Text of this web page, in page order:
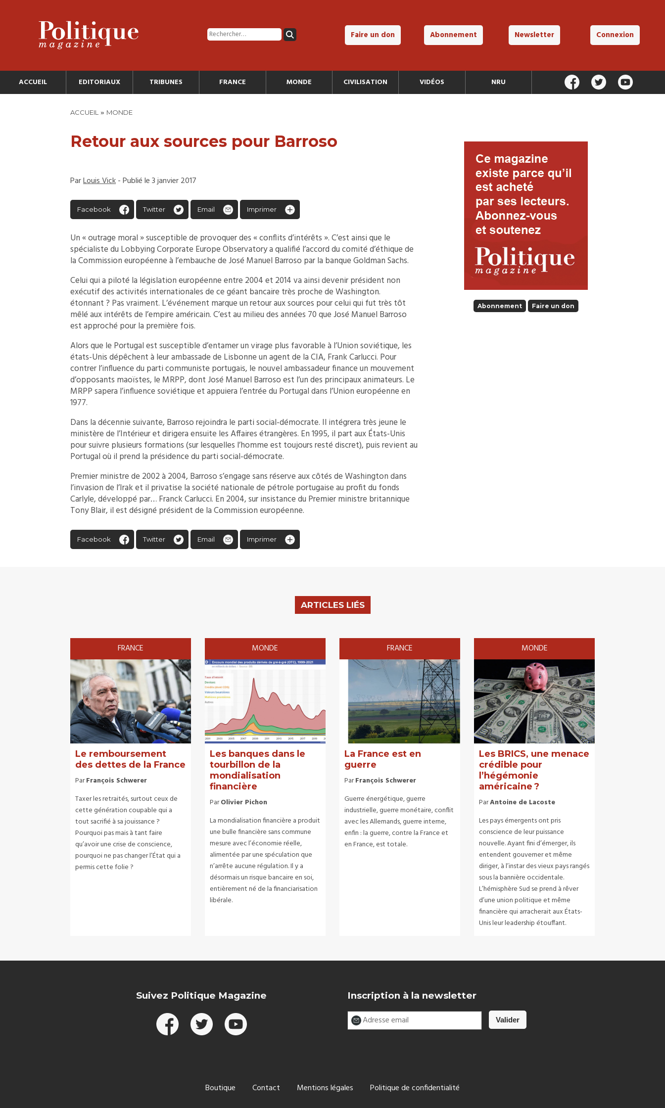
Faire un don Abonnement Newsletter Connexion
ACCUEIL EDITORIAUX TRIBUNES FRANCE MONDE CIVILISATION VIDÉOS NRU
ACCUEIL » MONDE
Retour aux sources pour Barroso
ParLouis Vick- Publié le 3 janvier 2017
Facebook Twitter Email Imprimer
Un « outrage moral » susceptible de provoquer des « conflits d’intérêts ». C’est ainsi que le
spécialiste du Lobbying Corporate Europe Observatory a qualifié l’accord du comité d’éthique de
la Commission européenne à l’embauche de José Manuel Barroso par la banque Goldman Sachs.
Celui qui a piloté la législation européenne entre 2004 et 2014 va ainsi devenir président non
exécutif des activités internationales de ce géant bancaire très proche de Washington.
étonnant ? Pas vraiment. L’événement marque un retour aux sources pour celui qui fut très tôt
mêlé aux intérêts de l’empire américain. C’est au milieu des années 70 que José Manuel Barroso
est approché pour la première fois.
Alors que le Portugal est susceptible d’entamer un virage plus favorable à l’Union soviétique, les
états-Unis dépêchent à leur ambassade de Lisbonne un agent de la CIA, Frank Carlucci. Pour
contrer l’influence du parti communiste portugais, le nouvel ambassadeur finance un mouvement
d’opposants maoïstes, le MRPP, dont José Manuel Barroso est l’un des principaux animateurs. Le
MRPP sapera l’influence soviétique et appuiera l’entrée du Portugal dans l’Union européenne en
1977.
Dans la décennie suivante, Barroso rejoindra le parti social-démocrate. Il intégrera très jeune le
ministère de l’Intérieur et dirigera ensuite les Affaires étrangères. En 1995, il part aux États-Unis
pour suivre plusieurs formations (sur lesquelles l’homme est toujours resté discret), puis revient au
Portugal où il prend la présidence du parti social-démocrate.
Premier ministre de 2002 à 2004, Barroso s’engage sans réserve aux côtés de Washington dans
l’invasion de l’Irak et il privatise la société nationale de pétrole portugaise au profit du fonds
Carlyle, développé par… Franck Carlucci. En 2004, sur insistance du Premier ministre britannique
Tony Blair, il est désigné président de la Commission européenne.
Facebook Twitter Email Imprimer
Abonnement Faire un don
ARTICLES LIÉS
FRANCE
Le remboursement
des dettes de la France
ParFrançois Schwerer
Taxer les retraités, surtout ceux de
cette génération coupable qui a
tout sacrifié à sa jouissance ?
Pourquoi pas mais à tant faire
qu’avoir une crise de conscience,
pourquoi ne pas changer l’État qui a
permis cette folie ?
MONDE
Les banques dans le
tourbillon de la
mondialisation
financière
ParOlivier Pichon
La mondialisation financière a produit
une bulle financière sans commune
mesure avec l’économie réelle,
alimentée par une spéculation que
n’arrête aucune régulation. Il y a
désormais un risque bancaire en soi,
entièrement né de la financiarisation
libérale.
FRANCE
La France est en
guerre
ParFrançois Schwerer
Guerre énergétique, guerre
industrielle, guerre monétaire, conflit
avec les Allemands, guerre interne,
enfin : la guerre, contre la France et
en France, est totale.
MONDE
Les BRICS, une menace
crédible pour
l’hégémonie
américaine ?
ParAntoine de Lacoste
Les pays émergents ont pris
conscience de leur puissance
nouvelle. Ayant fini d’émerger, ils
entendent gouverner et même
diriger, à l’instar des vieux pays rangés
sous la bannière occidentale.
L’hémisphère Sud se prend à rêver
d’une union politique et même
financière qui arracherait aux États-
Unis leur leadership étouffant.
Suivez Politique Magazine Inscription à la newsletter
Boutique Contact Mentions légales Politique de confidentialité